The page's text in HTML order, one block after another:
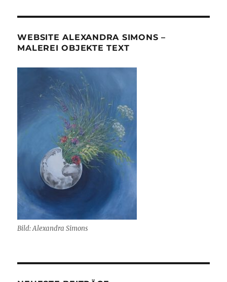
WEBSITE ALEXANDRA SIMONS –
MALEREI OBJEKTE TEXT
Bild: Alexandra Simons